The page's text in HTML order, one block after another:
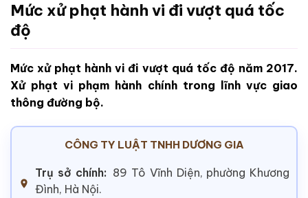
Mức xử phạt hành vi đi vượt quá tốc
độ
Mức xử phạt hành vi đi vượt quá tốc độ năm 2017.
Xử phạt vi phạm hành chính trong lĩnh vực giao
thông đường bộ.
CÔNG TY LUẬT TNHH DƯƠNG GIA
Trụ sở chính: 89 Tô Vĩnh Diện, phường Khương
Đình, Hà Nội.